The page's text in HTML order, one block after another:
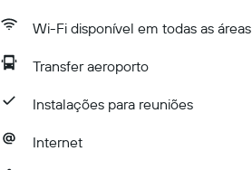
Wi-Fi disponível em todas as áreas
Transfer aeroporto
Instalações para reuniões
Internet